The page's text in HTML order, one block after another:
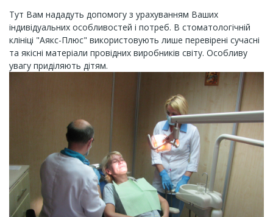
Тут Вам нададуть допомогу з урахуванням Ваших
індивідуальних особливостей і потреб. В стоматологічній
клініці "Аякс-Плюс" використовують лише перевірені сучасні
та якісні матеріали провідних виробників світу. Особливу
увагу приділяють дітям.